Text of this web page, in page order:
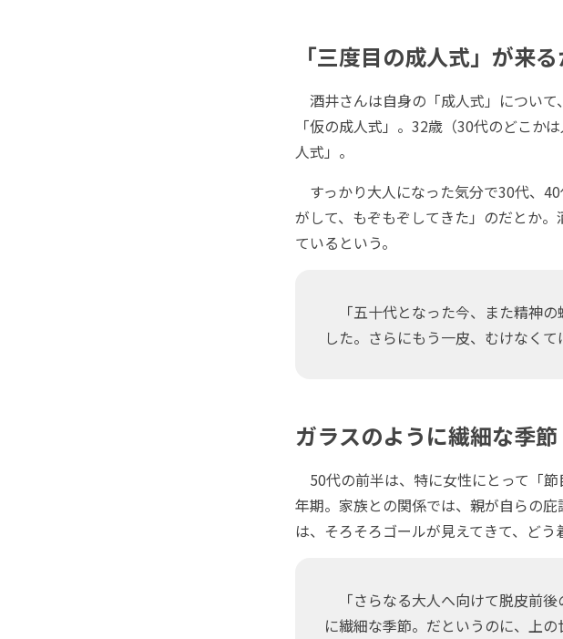
「三度目の成人式」が来
酒井さんは自身の「成人式」につい
「仮の成人式」。32歳（30代のどこか
人式」。
すっかり大人になった気分で30代、
がして、もぞもぞしてきた」のだとか
ているという。
「五十代となった今、また精神
した。さらにもう一皮、むけなくて
ガラスのように繊細な季節
50代の前半は、特に女性にとって「
年期。家族との関係では、親が自らの
は、そろそろゴールが見えてきて、どう
「さらなる大人へ向けて脱皮前
に繊細な季節。だというのに、上